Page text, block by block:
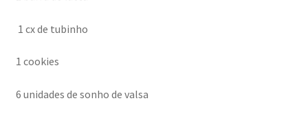
1 cx de tubinho
1 cookies
6 unidades de sonho de valsa